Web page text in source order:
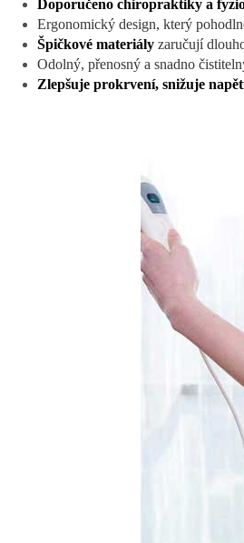
Doporučeno chiropraktiky a
Ergonomický design, který
Špičkové materiály zaručují
Odolný, přenosný a snadno
Zlepšuje prokrvení, snižuje